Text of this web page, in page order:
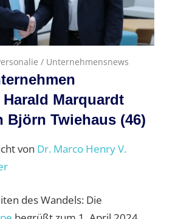
/ Unternehmensnews
Marquardt
Björn Twiehaus (46)
von Dr. Marco Henry V.
des Wandels: Die